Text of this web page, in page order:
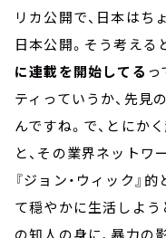
リカ公開で、日本は
日本公開。そう考えると
に連載を開始してる
ティっていうか、先見
んですね。で、とにか
と、その業界ネットワ
『ジョン・ウィック』
て穏やかに生活しよう
の知人の身に、暴力の